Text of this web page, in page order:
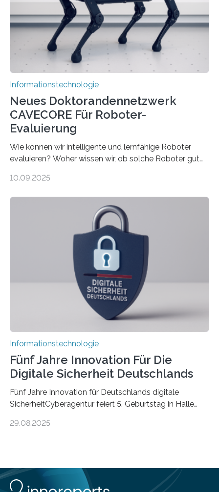
bremst komplexe Anwendungen aus. Da KI-Modelle
immer größer werden und riesige Datenmengen
verarbeiten müssen, steigt der Bedarf an neuen
Rechenarchitekturen. Neben Quantencomputern
rücken dabei insbesondere…
Informationstechnologie
Neues Doktorandennetzwerk
CAVECORE Für Roboter-
Evaluierung
Wie können wir intelligente und lernfähige Roboter
evaluieren? Woher wissen wir, ob solche Roboter gut
sich CAVECORE – ein neues Marie Skłodowska-Curie
koordiniert wird. Ab dem 1. September werden sich
über einen Zeitraum von vier Jahren insgesamt 15
Promovierende im Rahmen von CAVECORE mit
kognitiven Robotern beschäftigen – also mit Robotern,
die mittels Sensoren ihre Umgebung erfassen,
Informationen verarbeiten und häufig auch mit…
10.09.2025
Informationstechnologie
Fünf Jahre Innovation Für Die
Digitale Sicherheit Deutschlands
Fünf Jahre Innovation für Deutschlands digitale
SicherheitCyberagentur feiert 5. Geburtstag in Halle
ErfolgeDie Agentur für Innovation in der
Forschungsarbeit, politischen Grußworten und der
feierlichen Preisverleihung des Ideenwettbewerbs
29.08.2025